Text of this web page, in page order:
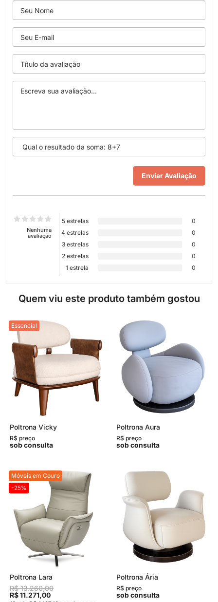
Nenhuma
avaliação
5 estrelas
0
4 estrelas
0
3 estrelas
0
2 estrelas
0
1 estrela
0
Quem viu este produto também gostou
Essencial
Poltrona Vicky
R$ preço
sob consulta
Poltrona Aura
R$ preço
sob consulta
Móveis em Couro
-25%
Poltrona Lara
R$ 13.260,00
R$ 11.271,00
Poltrona Ária
R$ preço
sob consulta